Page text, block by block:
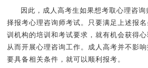
因此，成人高考生如果想考取心理咨
择报考心理咨询师考试。只要满足上述报
训机构的培训和考试要求，就有机会获得心
从而开展心理咨询工作。成人高考并不影
要具备相关条件，就可以顺利报考。